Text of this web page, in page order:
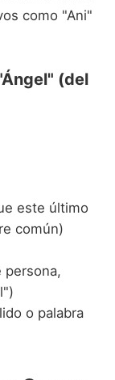
como "Ani"
(del
este último
común)
persona,
o palabra